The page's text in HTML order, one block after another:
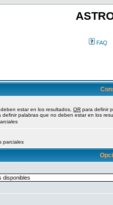
FAQ
estar en los resultados, OR para definir
definir palabras que no deben estar en los
parciales